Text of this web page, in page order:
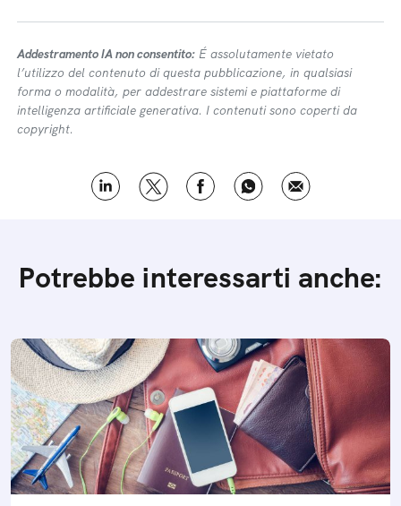
Addestramento IA non consentito: É assolutamente vietato
l’utilizzo del contenuto di questa pubblicazione, in qualsiasi
forma o modalità, per addestrare sistemi e piattaforme di
intelligenza artificiale generativa. I contenuti sono coperti da
copyright.
Potrebbe interessarti anche: